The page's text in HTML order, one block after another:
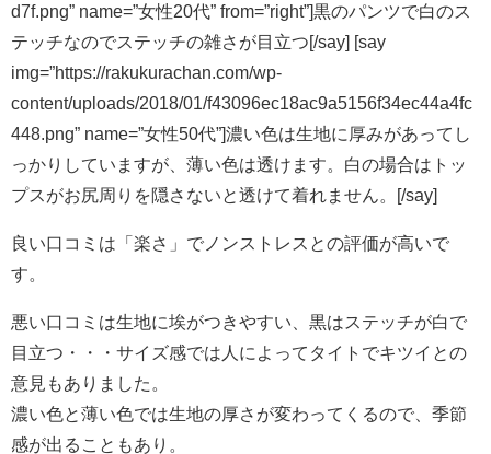
d7f.png” name=”女性20代” from=”right”]黒のパンツで白のス
テッチなのでステッチの雑さが目立つ[/say] [say
img=”https://rakukurachan.com/wp-
content/uploads/2018/01/f43096ec18ac9a5156f34ec44a4fc
448.png” name=”女性50代”]濃い色は生地に厚みがあってし
っかりしていますが、薄い色は透けます。白の場合はトッ
プスがお尻周りを隠さないと透けて着れません。[/say]
良い口コミは「楽さ」でノンストレスとの評価が高いで
す。
悪い口コミは生地に埃がつきやすい、黒はステッチが白で
目立つ・・・サイズ感では人によってタイトでキツイとの
意見もありました。
濃い色と薄い色では生地の厚さが変わってくるので、季節
感が出ることもあり。